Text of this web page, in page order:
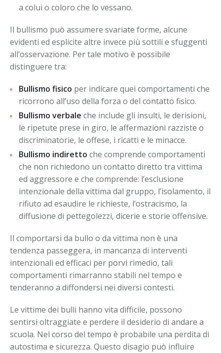
a colui o coloro che lo vessano.
Il bullismo può assumere svariate forme, alcune
evidenti ed esplicite altre invece più sottili e sfuggenti
all’osservazione. Per tale motivo è possibile
distinguere tra:
Bullismo fisico per indicare quei comportamenti che
ricorrono all’uso della forza o del contatto fisico.
Bullismo verbale che include gli insulti, le derisioni,
le ripetute prese in giro, le affermazioni razziste o
discriminatorie, le offese, i ricatti e le minacce.
Bullismo indiretto che comprende comportamenti
che non richiedono un contatto diretto tra vittima
ed aggressore e che comprende: l’esclusione
intenzionale della vittima dal gruppo, l’isolamento, il
rifiuto ad esaudire le richieste, l’ostracismo, la
diffusione di pettegolezzi, dicerie e storie offensive.
Il comportarsi da bullo o da vittima non è una
tendenza passeggera, in mancanza di interventi
intenzionali ed efficaci per porvi rimedio, tali
comportamenti rimarranno stabili nel tempo e
tenderanno a diffondersi nei diversi contesti.
Le vittime dei bulli hanno vita difficile, possono
sentirsi oltraggiate e perdere il desiderio di andare a
scuola. Nel corso del tempo è probabile una perdita di
autostima e sicurezza. Questo disagio può influire